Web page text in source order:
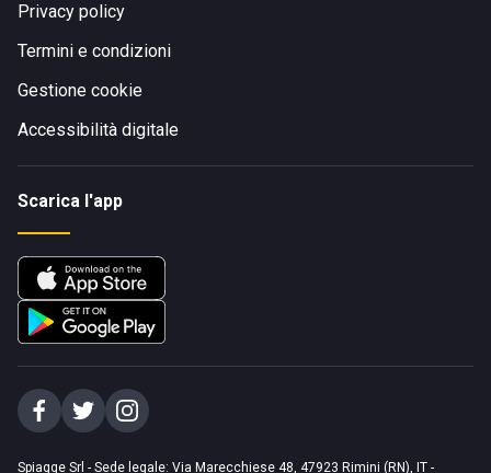
Privacy policy
Termini e condizioni
Gestione cookie
Accessibilità digitale
Scarica l'app
Spiagge Srl - Sede legale: Via Marecchiese 48, 47923 Rimini (RN), IT -